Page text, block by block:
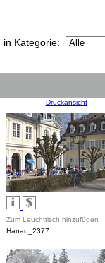
in Kategorie:
Druckansicht
Zum Leuchttisch hinzufügen
Hanau_2377